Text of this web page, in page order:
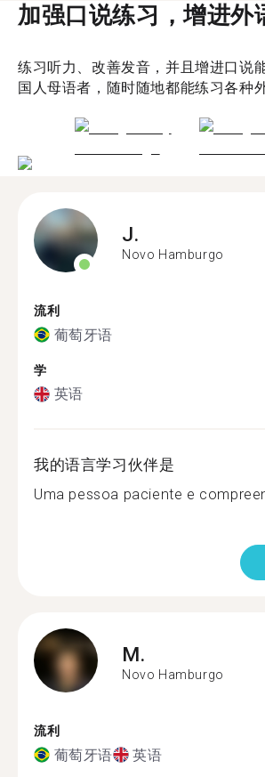
加强口说练习，增进外
练习听力、改善发音，并且增进口说
国人母语者，随时随地都能练习各种外
J.
Novo Hamburgo
流利
葡萄牙语
学
英语
我的语言学习伙伴是
Uma pessoa paciente e
M.
Novo Hamburgo
流利
葡萄牙语 英语